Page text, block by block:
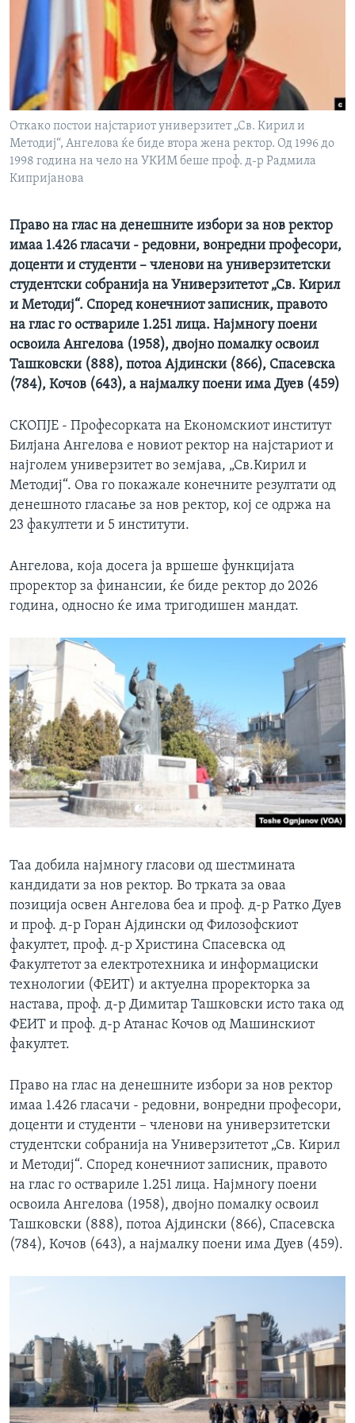
Јазици
Откако постои најстариот универзитет „Св. Кирил и
Методиј“, Ангелова ќе биде втора жена ректор. Од 1996 до
1998 година на чело на УКИМ беше проф. д-р Радмила
Кипријанова
Право на глас на денешните избори за нов ректор
имаа 1.426 гласачи - редовни, вонредни професори,
доценти и студенти – членови на универзитетски
студентски собранија на Универзитетот „Св. Кирил
и Методиј“. Според конечниот записник, правото
на глас го оствариле 1.251 лица. Најмногу поени
освоила Ангелова (1958), двојно помалку освоил
Ташковски (888), потоа Ајдински (866), Спасевска
(784), Кочов (643), а најмалку поени има Дуев (459)
СКОПЈЕ - Професорката на Економскиот институт
Билјана Ангелова е новиот ректор на најстариот и
најголем универзитет во земјава, „Св.Кирил и
Методиј“. Ова го покажале конечните резултати од
денешното гласање за нов ректор, кој се одржа на
23 факултети и 5 институти.
Ангелова, која досега ја вршеше функцијата
проректор за финансии, ќе биде ректор до 2026
година, односно ќе има тригодишен мандат.
Таа добила најмногу гласови од шестмината
кандидати за нов ректор. Во трката за оваа
позиција освен Ангелова беа и проф. д-р Ратко Дуев
и проф. д-р Горан Ајдински од Филозофскиот
факултет, проф. д-р Христина Спасевска од
Факултетот за електротехника и информациски
технологии (ФЕИТ) и актуелна проректорка за
настава, проф. д-р Димитар Ташковски исто така од
ФЕИТ и проф. д-р Атанас Кочов од Машинскиот
факултет.
Право на глас на денешните избори за нов ректор
имаа 1.426 гласачи - редовни, вонредни професори,
доценти и студенти – членови на универзитетски
студентски собранија на Универзитетот „Св. Кирил
и Методиј“. Според конечниот записник, правото
на глас го оствариле 1.251 лица. Најмногу поени
освоила Ангелова (1958), двојно помалку освоил
Ташковски (888), потоа Ајдински (866), Спасевска
(784), Кочов (643), а најмалку поени има Дуев (459).